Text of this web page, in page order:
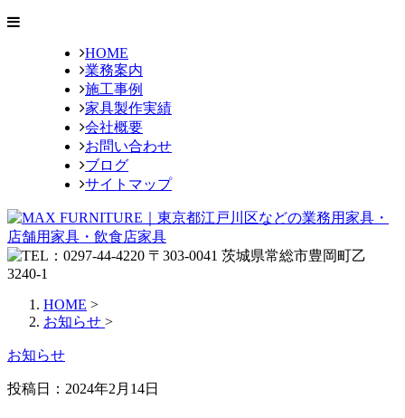
HOME
業務案内
施工事例
家具製作実績
会社概要
お問い合わせ
ブログ
サイトマップ
HOME >
お知らせ >
お知らせ
投稿日： 2024年2月14日